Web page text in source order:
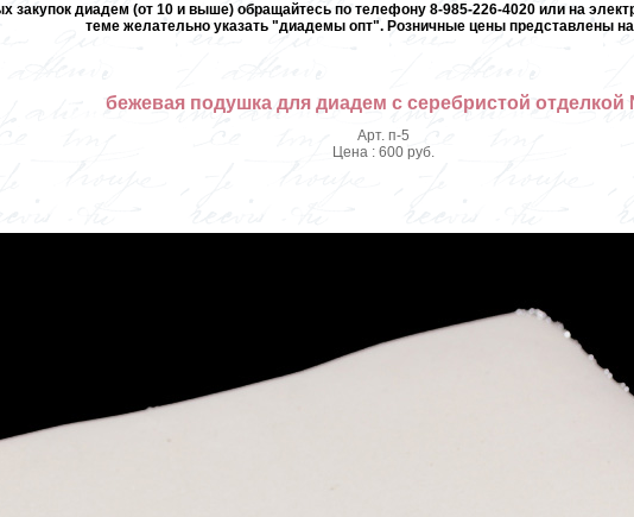
закупок диадем (от 10 и выше) обращайтесь по телефону 8-985-226-4020 или на
теме желательно указать "диадемы опт". Розничные цены представлены на
бежевая подушка для диадем с серебристой
Арт. п-5
Цена : 600 руб.